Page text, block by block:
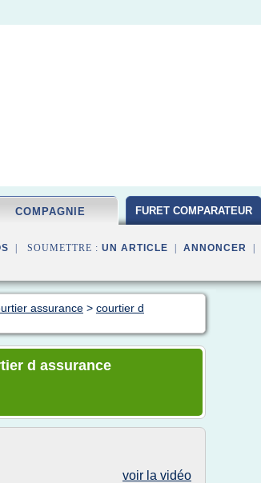
COMPAGNIE FURET COMPARATEUR
| SOUMETTRE : UN ARTICLE ANNONCER
assurance > courtier d
d assurance
voir la vidéo